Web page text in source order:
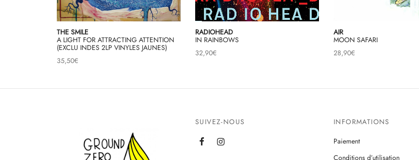
THE SMILE
A LIGHT FOR ATTRACTING ATTENTION
(EXCLU INDES 2LP VINYLES JAUNES)
35,50€
RADIOHEAD
IN RAINBOWS
32,90€
AIR
MOON SAFARI
28,90€
SUIVEZ-NOUS INFORMATIONS
Paiement
Conditions d’utilisation